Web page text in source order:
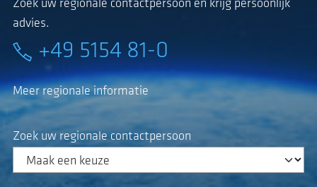
Zoek uw regionale contactpersoon en krijg persoonlijk
advies.
+49 5154 81-0
Meer regionale informatie
Zoek uw regionale contactpersoon